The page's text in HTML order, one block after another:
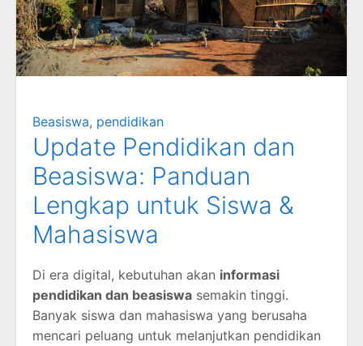
Beasiswa, pendidikan
Update Pendidikan dan
Beasiswa: Panduan
Lengkap untuk Siswa &
Mahasiswa
Di era digital, kebutuhan akan informasi
pendidikan dan beasiswa semakin tinggi.
Banyak siswa dan mahasiswa yang berusaha
mencari peluang untuk melanjutkan pendidikan